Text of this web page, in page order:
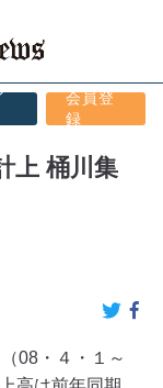
会員登
録
上 桶川集
08・４・１～